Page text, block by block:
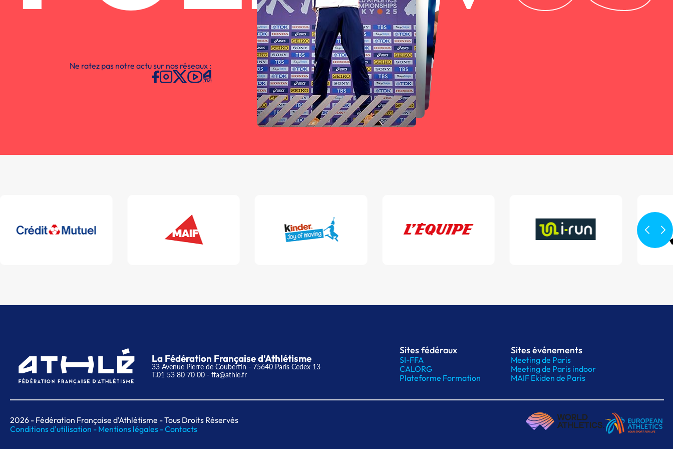
Ne ratez pas notre actu sur nos réseaux :
La Fédération Française d'Athlétisme
33 Avenue Pierre de Coubertin - 75640 Paris Cedex 13
T.01 53 80 70 00 - ffa@athle.fr
Sites fédéraux
SI-FFA
CALORG
Plateforme Formation
Sites événements
Meeting de Paris
Meeting de Paris indoor
MAIF Ekiden de Paris
2026 - Fédération Française d'Athlétisme - Tous Droits Réservés
Conditions d'utilisation - Mentions légales -Contacts